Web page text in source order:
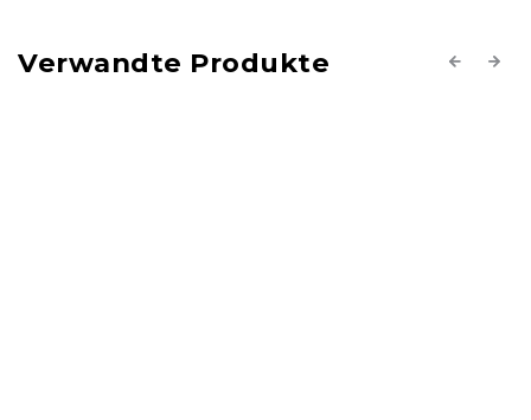
Verwandte Produkte Previous
Next